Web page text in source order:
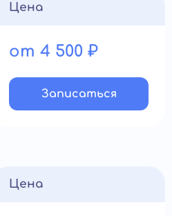
Цена
от 4 500 ₽
Записатьcя
Цена